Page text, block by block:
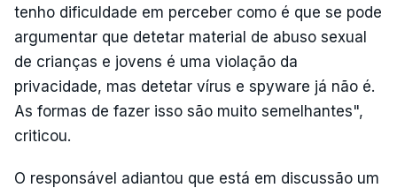
tenho dificuldade em perceber como é que se pode
argumentar que detetar material de abuso sexual
de crianças e jovens é uma violação da
privacidade, mas detetar vírus e spyware já não é.
As formas de fazer isso são muito semelhantes",
criticou.
O responsável adiantou que está em discussão um